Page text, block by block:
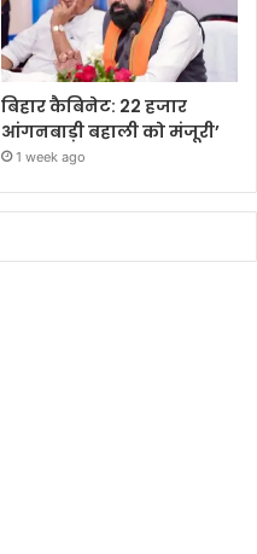
बिहार कैबिनेट: 22 हजार
आंगनबाड़ी बहाली को मंजूरी’
1 week ago